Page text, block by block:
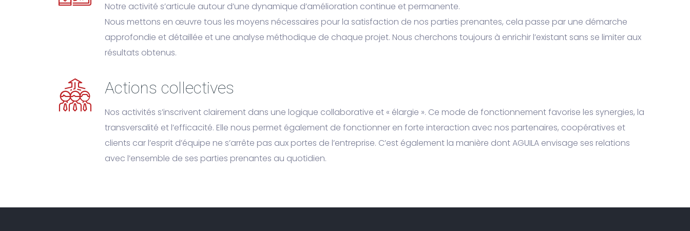
Notre activité s’articule autour d’une dynamique d’amélioration continue et permanente.
Nous mettons en œuvre tous les moyens nécessaires pour la satisfaction de nos parties prenantes, cela passe par une démarche
approfondie et détaillée et une analyse méthodique de chaque projet. Nous cherchons toujours à enrichir l’existant sans se limiter aux
résultats obtenus.
Actions collectives
Nos activités s’inscrivent clairement dans une logique collaborative et « élargie ». Ce mode de fonctionnement favorise les synergies, la
transversalité et l’efficacité. Elle nous permet également de fonctionner en forte interaction avec nos partenaires, coopératives et
clients car l’esprit d’équipe ne s’arrête pas aux portes de l’entreprise. C’est également la manière dont AGUILA envisage ses relations
avec l’ensemble de ses parties prenantes au quotidien.